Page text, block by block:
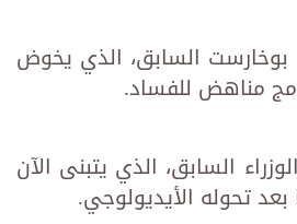
بوخارست السابق، الذي يخوض
مناهض للفساد.
السابق، الذي يتبنى الآن
تحوله الأيديولوجي.